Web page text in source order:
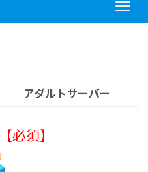
A
t
アダルトサーバー
【必須】